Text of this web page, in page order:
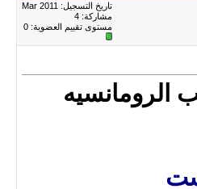
تاريخ التسجيل: Mar 2011
مشاركة: 4
مستوى تقييم العضوية: 0
الرومانسيه